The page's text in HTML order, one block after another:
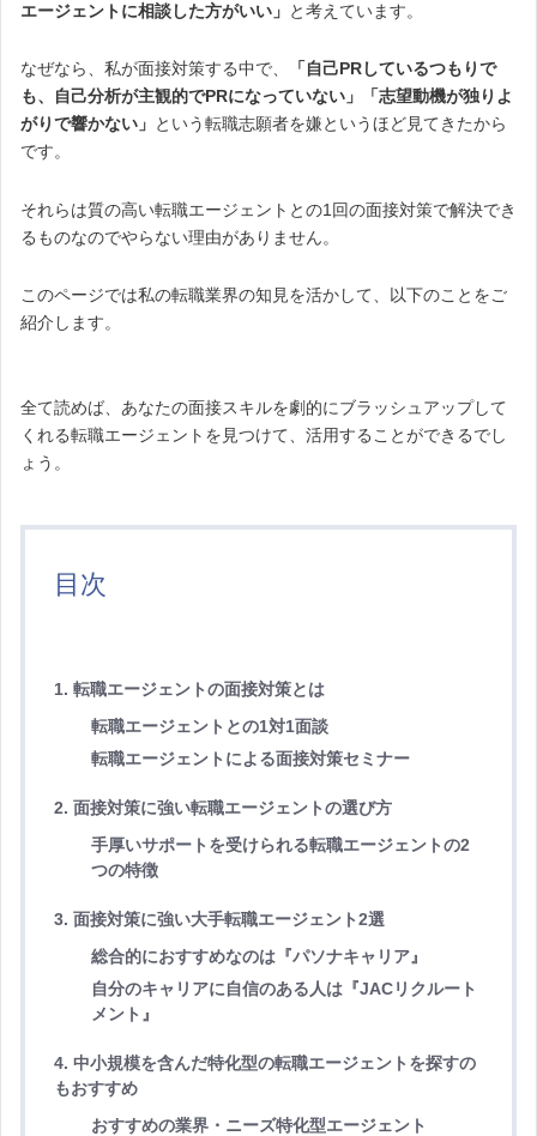
エージェントに相談した方がいい」 と考えています。
なぜなら、私が面接対策する中で、
「自己PRしているつもりで
も、自己分析が主観的でPRになっていない」「志望動機が独りよ
がりで響かない」 という転職志願者を嫌というほど見てきたから
です。
それらは質の高い転職エージェントとの1回の面接対策で解決でき
るものなのでやらない理由がありません。
このページでは私の転職業界の知見を活かして、以下のことをご
紹介します。
全て読めば、あなたの面接スキルを劇的にブラッシュアップして
くれる転職エージェントを見つけて、活用することができるでし
ょう。
目次
1. 転職エージェントの面接対策とは
転職エージェントとの1対1面談
転職エージェントによる面接対策セミナー
2. 面接対策に強い転職エージェントの選び方
手厚いサポートを受けられる転職エージェントの2
つの特徴
3. 面接対策に強い大手転職エージェント2選
総合的におすすめなのは『パソナキャリア』
自分のキャリアに自信のある人は『JACリクルート
メント』
4. 中小規模を含んだ特化型の転職エージェントを探すの
もおすすめ
おすすめの業界・ニーズ特化型エージェント